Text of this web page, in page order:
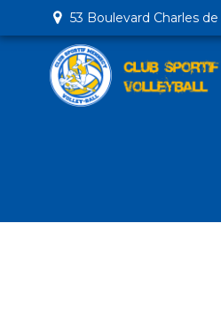
53 Boulevard Charles